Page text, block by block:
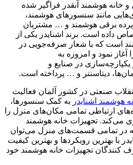
و خانه هوشمند آنقدر فراگیر شده
مانند سنسورهای هوشمند،
پرده برقی هوشمند و … مشتریان
داده است. برند اشنایدر یکی از
است که با شعار صرفه‌جویی در
نمود و امروزه به
یکپارچه‌سازی در صنایع و
دیتاسنتر و … پرداخته است.
صنعتی در کشور آلمان فعالیت
هوشمند اشنایدر به کمک سنسورها،
ارتباطی تمامی مکان‌های منزل را
تجهیزات خانه هوشمند
که در تمامی قسمت‌های منزل می‌توان
با بهترین رویکردها و بهترین کیفیت
کنندگان تجهیزات خانه هوشمند خود